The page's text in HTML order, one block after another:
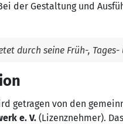
der Gestaltung und
durch seine Früh­-,
getragen von den
e. V.(Lizenznehmer).